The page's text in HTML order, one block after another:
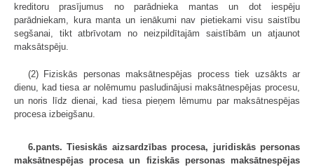
kreditoru prasījumus no parādnieka mantas un dot iespēju
parādniekam, kura manta un ienākumi nav pietiekami visu saistību
segšanai, tikt atbrīvotam no neizpildītajām saistībām un atjaunot
maksātspēju.
(2) Fiziskās personas maksātnespējas process tiek uzsākts ar
dienu, kad tiesa ar nolēmumu pasludinājusi maksātnespējas procesu,
un noris līdz dienai, kad tiesa pieņem lēmumu par maksātnespējas
procesa izbeigšanu.
6.pants. Tiesiskās aizsardzības procesa, juridiskās personas
maksātnespējas procesa un fiziskās personas maksātnespējas